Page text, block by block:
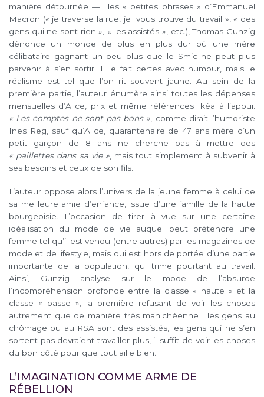
manière détournée — les « petites phrases » d’Emmanuel
Macron (« je traverse la rue, je vous trouve du travail », « des
gens qui ne sont rien », « les assistés », etc.), Thomas Gunzig
dénonce un monde de plus en plus dur où une mère
célibataire gagnant un peu plus que le Smic ne peut plus
parvenir à s’en sortir. Il le fait certes avec humour, mais le
réalisme est tel que l’on rit souvent jaune. Au sein de la
première partie, l’auteur énumère ainsi toutes les dépenses
mensuelles d’Alice, prix et même références Ikéa à l’appui.
« Les comptes ne sont pas bons », comme dirait l’humoriste
Ines Reg, sauf qu’Alice, quarantenaire de 47 ans mère d’un
petit garçon de 8 ans ne cherche pas à mettre des
« paillettes dans sa vie », mais tout simplement à subvenir à
ses besoins et ceux de son fils.
L’auteur oppose alors l’univers de la jeune femme à celui de
sa meilleure amie d’enfance, issue d’une famille de la haute
bourgeoisie. L’occasion de tirer à vue sur une certaine
idéalisation du mode de vie auquel peut prétendre une
femme tel qu’il est vendu (entre autres) par les magazines de
mode et de lifestyle, mais qui est hors de portée d’une partie
importante de la population, qui trime pourtant au travail.
Ainsi, Gunzig analyse sur le mode de l’absurde
l’incompréhension profonde entre la classe « haute » et la
classe « basse », la première refusant de voir les choses
autrement que de manière très manichéenne : les gens au
chômage ou au RSA sont des assistés, les gens qui ne s’en
sortent pas devraient travailler plus, il suffit de voir les choses
du bon côté pour que tout aille bien…
L’IMAGINATION COMME ARME DE
RÉBELLION